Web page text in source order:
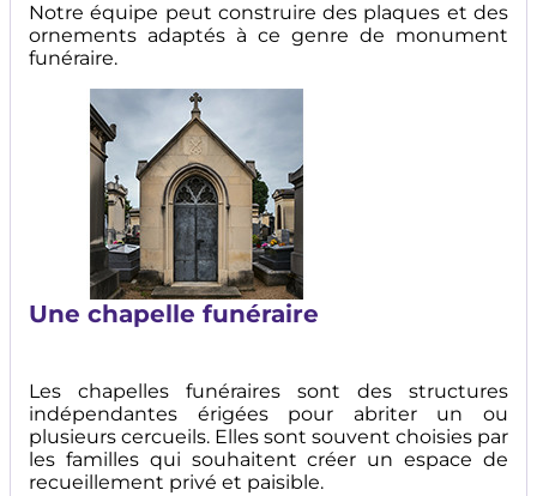
Notre équipe peut construire des plaques et des
ornements adaptés à ce genre de monument
funéraire.
Image
Une chapelle funéraire
Les chapelles funéraires sont des structures
indépendantes érigées pour abriter un ou
plusieurs cercueils. Elles sont souvent choisies par
les familles qui souhaitent créer un espace de
recueillement privé et paisible.